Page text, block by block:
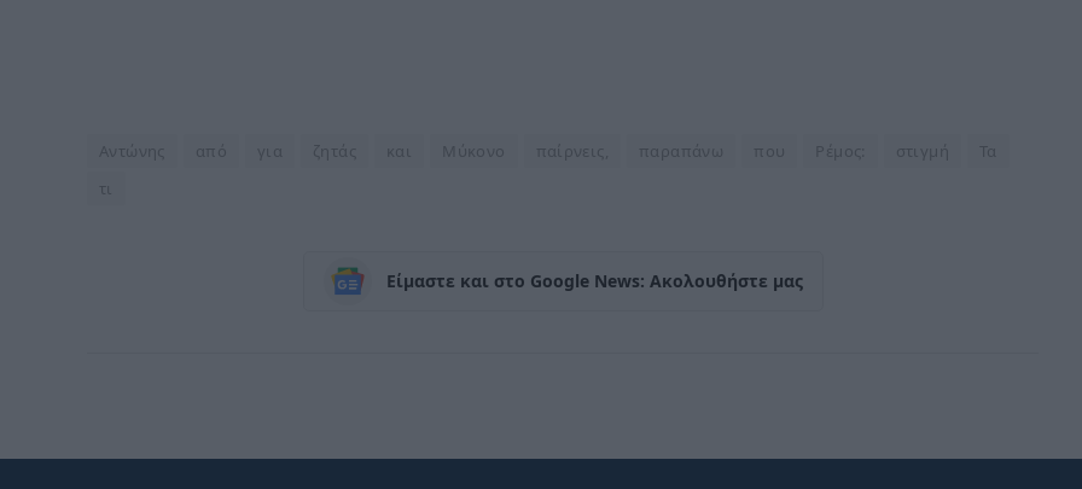
Αντώνης από ζητάς Μύκονο παίρνεις, παραπάνω που Ρέμος: στιγμή
Τα
τι
Είμαστε και στο Google News: Ακολουθήστε μας